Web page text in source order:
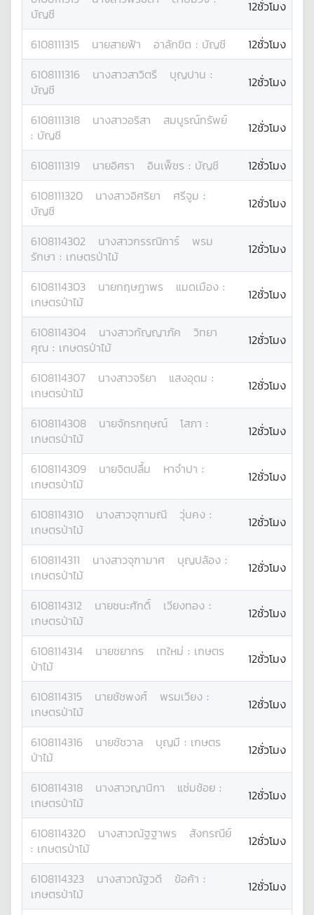
บัญชี
12ชั่วโมง
6108111315 นายสายฟ้า อาลักขิต : บัญชี
12ชั่วโมง
6108111316
นางสาวสาวิตรี บุญปาน :
บัญชี
12ชั่วโมง
6108111318 นางสาวอริสา
สมบูรณ์ทรัพย์
: บัญชี 12ชั่วโมง
6108111319 นายอิศรา อินเพ็ชร : บัญชี
12ชั่วโมง
6108111320
นางสาวอิศริยา ศรีจูม :
บัญชี
12ชั่วโมง
6108114302 นางสาวกรรณิการ์
พรม
รักษา : เกษตรป่าไม้ 12ชั่วโมง
6108114303 นายกฤษฎาพร แมดเมือง :
เกษตรป่าไม้
12ชั่วโมง
6108114304 นางสาวกัญญาภัค
วิทยา
คุณ : เกษตรป่าไม้ 12ชั่วโมง
6108114307 นางสาวจริยา แสงอุดม :
เกษตรป่าไม้
12ชั่วโมง
6108114308 นายจักรกฤษณ์ โสภา :
เกษตรป่าไม้
12ชั่วโมง
6108114309 นายจิตปลื้ม หาจำปา :
เกษตรป่าไม้
12ชั่วโมง
6108114310 นางสาวจุฑามณี วุ่นคง :
เกษตรป่าไม้
12ชั่วโมง
6108114311 นางสาวจุฑามาศ บุญปล้อง :
เกษตรป่าไม้
12ชั่วโมง
6108114312 นายชนะศักดิ์ เวียงทอง :
เกษตรป่าไม้
12ชั่วโมง
6108114314 นายชยากร เทใหม่ : เกษตร
ป่าไม้
12ชั่วโมง
6108114315 นายชัชพงศ์ พรมเวียง :
เกษตรป่าไม้
12ชั่วโมง
6108114316 นายชัชวาล บุญมี : เกษตร
ป่าไม้
12ชั่วโมง
6108114318 นางสาวญานิกา แช่มช้อย :
เกษตรป่าไม้
12ชั่วโมง
6108114320 นางสาวณัฐฐาพร
สังกรณีย์
: เกษตรป่าไม้ 12ชั่วโมง
6108114323 นางสาวณัฐวดี ข้อค้า :
เกษตรป่าไม้
12ชั่วโมง